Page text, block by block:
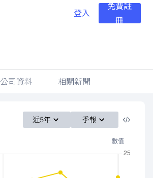
登入
免費註
冊
公司資料 相關新聞
近5年 季報